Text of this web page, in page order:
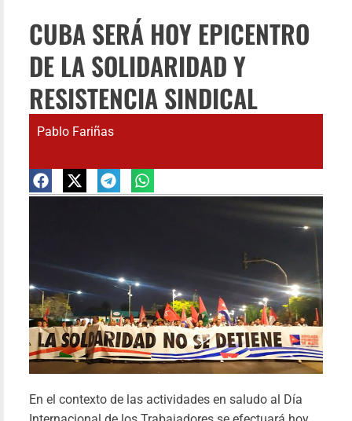
CUBA SERÁ HOY EPICENTRO
DE LA SOLIDARIDAD Y
RESISTENCIA SINDICAL
Pablo Fariñas
En el contexto de las actividades en saludo al Día